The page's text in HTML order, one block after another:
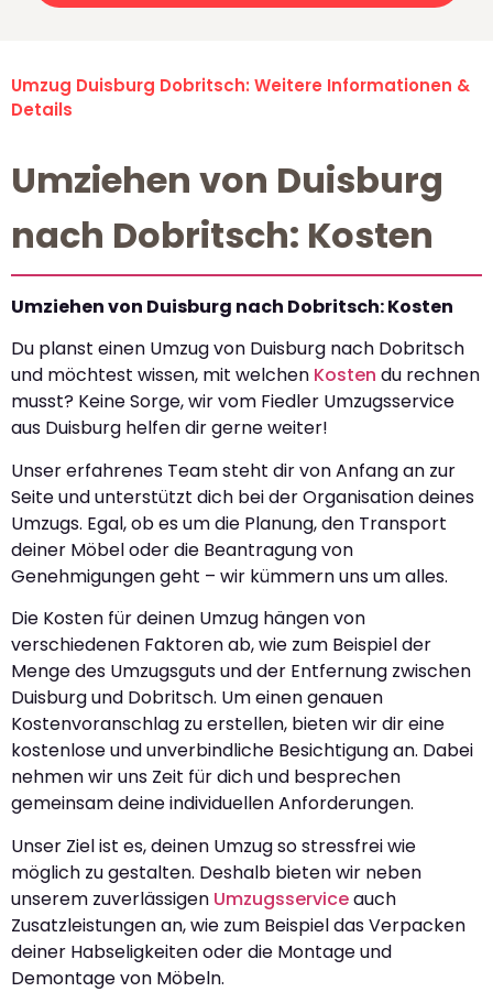
Umzug Duisburg Dobritsch: Weitere Informationen &
Details
Umziehen von Duisburg
nach Dobritsch: Kosten
Umziehen von Duisburg nach Dobritsch: Kosten
Du planst einen Umzug von Duisburg nach Dobritsch
und möchtest wissen, mit welchen Kosten du rechnen
musst? Keine Sorge, wir vom Fiedler Umzugsservice
aus Duisburg helfen dir gerne weiter!
Unser erfahrenes Team steht dir von Anfang an zur
Seite und unterstützt dich bei der Organisation deines
Umzugs. Egal, ob es um die Planung, den Transport
deiner Möbel oder die Beantragung von
Genehmigungen geht – wir kümmern uns um alles.
Die Kosten für deinen Umzug hängen von
verschiedenen Faktoren ab, wie zum Beispiel der
Menge des Umzugsguts und der Entfernung zwischen
Duisburg und Dobritsch. Um einen genauen
Kostenvoranschlag zu erstellen, bieten wir dir eine
kostenlose und unverbindliche Besichtigung an. Dabei
nehmen wir uns Zeit für dich und besprechen
gemeinsam deine individuellen Anforderungen.
Unser Ziel ist es, deinen Umzug so stressfrei wie
möglich zu gestalten. Deshalb bieten wir neben
unserem zuverlässigen Umzugsserviceauch
Zusatzleistungen an, wie zum Beispiel das Verpacken
deiner Habseligkeiten oder die Montage und
Demontage von Möbeln.